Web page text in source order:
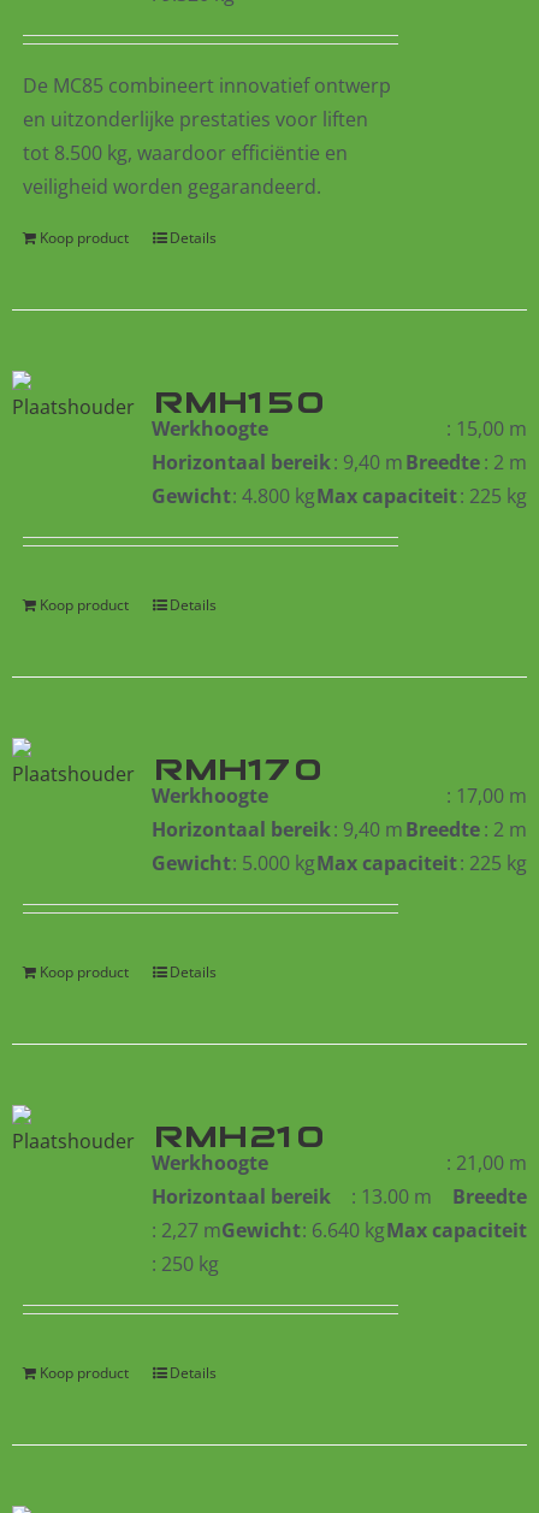
De MC85 combineert innovatief ontwerp
en uitzonderlijke prestaties voor liften
tot 8.500 kg, waardoor efficiëntie en
veiligheid worden gegarandeerd.
Koop product Details
RMH150
Werkhoogte
: 15,00 m
Horizontaal bereik: 9,40 mBreedte: 2 m
Gewicht: 4.800 kgMax capaciteit: 225 kg
Koop product Details
RMH170
Werkhoogte
: 17,00 m
Horizontaal bereik: 9,40 mBreedte: 2 m
Gewicht: 5.000 kgMax capaciteit: 225 kg
Koop product Details
RMH210
Werkhoogte
: 21,00 m
Horizontaal bereik
: 13.00 m
Breedte
: 2,27 mGewicht: 6.640 kgMax capaciteit
: 250 kg
Koop product Details